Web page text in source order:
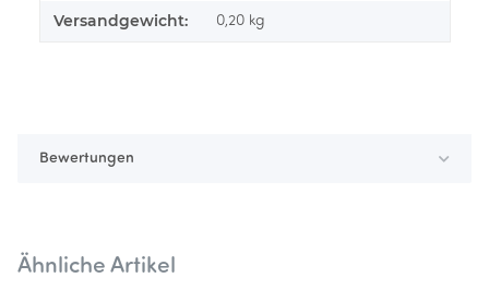
Versandgewicht: 0,20 kg
Bewertungen
Ähnliche Artikel